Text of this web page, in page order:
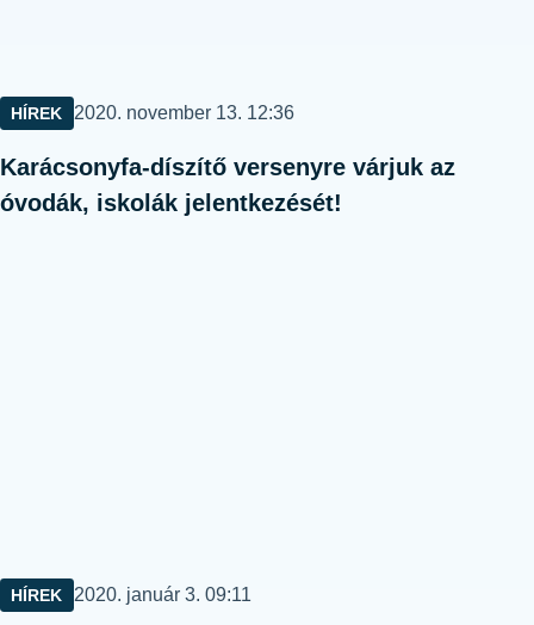
HÍREK Közzétéve:
2020. november 13. 12:36
Karácsonyfa-díszítő versenyre várjuk az
óvodák, iskolák jelentkezését!
HÍREK Közzétéve:
2020. január 3. 09:11